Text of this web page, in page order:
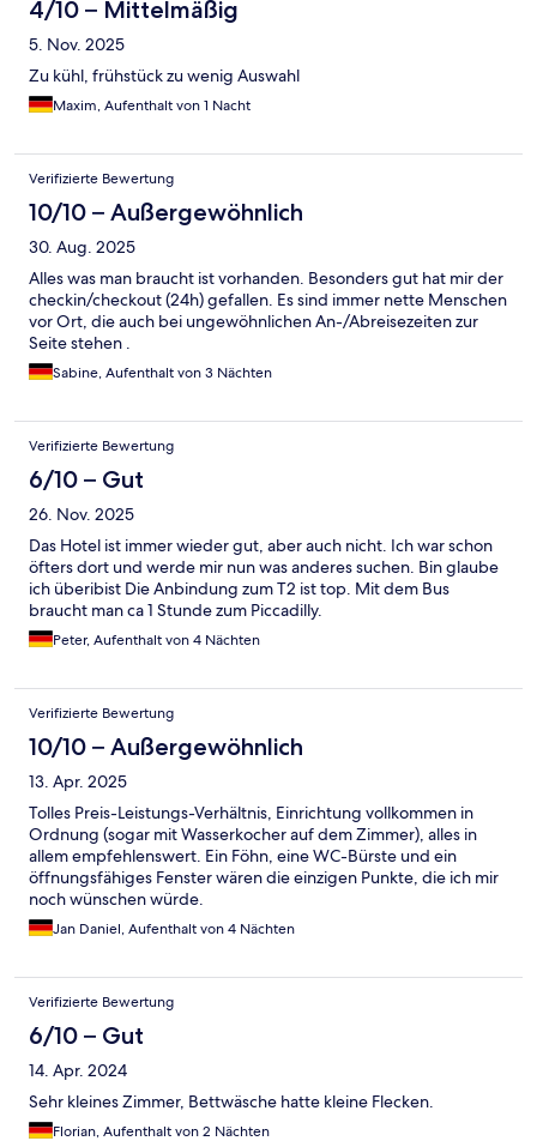
4/10 – Mittelmäßig
5. Nov. 2025
Zu kühl, frühstück zu wenig Auswahl
Maxim, Aufenthalt von 1 Nacht
Verifizierte Bewertung
10/10 – Außergewöhnlich
30. Aug. 2025
Alles was man braucht ist vorhanden. Besonders gut hat mir der
checkin/checkout (24h) gefallen. Es sind immer nette Menschen
vor Ort, die auch bei ungewöhnlichen An-/Abreisezeiten zur
Seite stehen .
Sabine, Aufenthalt von 3 Nächten
Verifizierte Bewertung
6/10 – Gut
26. Nov. 2025
Das Hotel ist immer wieder gut, aber auch nicht. Ich war schon
öfters dort und werde mir nun was anderes suchen. Bin glaube
ich überibist Die Anbindung zum T2 ist top. Mit dem Bus
braucht man ca 1 Stunde zum Piccadilly.
Peter, Aufenthalt von 4 Nächten
Verifizierte Bewertung
10/10 – Außergewöhnlich
13. Apr. 2025
Tolles Preis-Leistungs-Verhältnis, Einrichtung vollkommen in
Ordnung (sogar mit Wasserkocher auf dem Zimmer), alles in
allem empfehlenswert. Ein Föhn, eine WC-Bürste und ein
öffnungsfähiges Fenster wären die einzigen Punkte, die ich mir
noch wünschen würde.
Jan Daniel, Aufenthalt von 4 Nächten
Verifizierte Bewertung
6/10 – Gut
14. Apr. 2024
Sehr kleines Zimmer, Bettwäsche hatte kleine Flecken.
Florian, Aufenthalt von 2 Nächten